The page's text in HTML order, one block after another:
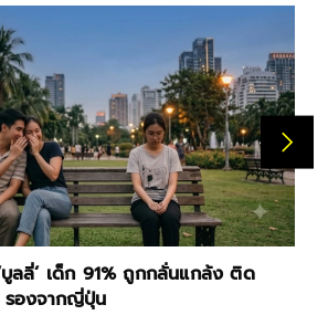
ลลี่’ เด็ก 91% ถูกกลั่นแกล้ง ติด
องจากญี่ปุ่น